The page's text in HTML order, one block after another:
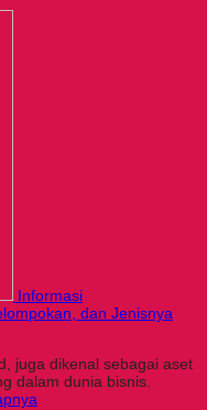
Informasi
dan Jenisnya
juga dikenal sebagai aset
dalam dunia bisnis.